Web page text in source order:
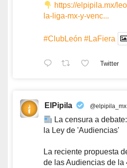
https://elpipila.mx/
la-liga-mx-y-venc...
#ClubLeón #LaFiera
Twitter
ElPipila @elpipila_mx
La censura a
la Ley de 'Audiencias'
La reciente propuesta
de las Audiencias de la